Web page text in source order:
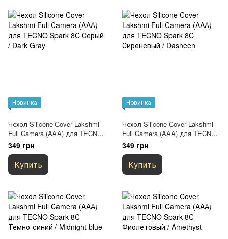
Новинка
Чехол Silicone Cover Lakshmi
Full Camera (AAA) для TECNO
Spark 8C Серый / Dark Gray
349 грн
Купить
Новинка
Чехол Silicone Cover Lakshmi
Full Camera (AAA) для TECNO
Spark 8C Сиреневый / Dasheen
349 грн
Купить